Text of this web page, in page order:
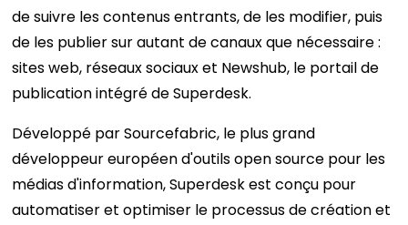
de suivre les contenus entrants, de les modifier, puis
de les publier sur autant de canaux que nécessaire :
sites web, réseaux sociaux et Newshub, le portail de
publication intégré de Superdesk.
Développé par Sourcefabric, le plus grand
développeur européen d'outils open source pour les
médias d'information, Superdesk est conçu pour
automatiser et optimiser le processus de création et